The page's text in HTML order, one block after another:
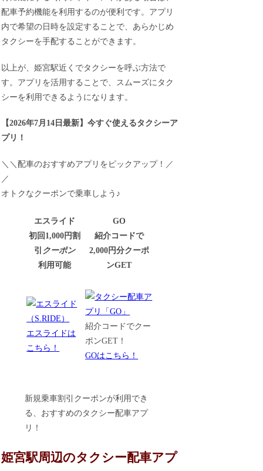
配車予約機能を利用するのが便利です。アプリ
内で希望の日時を設定することで、あらかじめ
タクシーを手配することができます。
以上が、姫宮駅近くでタクシーを呼ぶ方法で
す。アプリを活用することで、スムーズにタク
シーを利用できるようになります。
【2026年7月14日最新】今すぐ使えるタクシーア
プリ！
＼＼配車のおすすめアプリをピックアップ！／
／
オトクなクーポンで乗車しよう♪
エスライド
初回1,000円割
引 クーポン
利用可能
GO
紹介コードで
2,000円分クーポ
ンGET
エスライドは
こちら！
紹介コードでクー
ポンGET！
GOはこちら！
新規乗車割引クーポンが利用でき
る、おすすめのタクシー配車アプ
リ！
姫宮駅周辺のタクシー配車アプ